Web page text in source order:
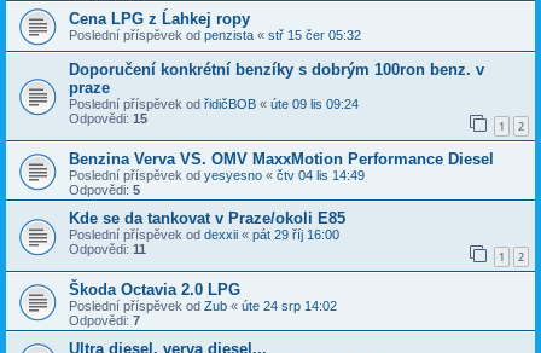
Cena LPG z Ĺahkej ropy
Poslední příspěvek od penzista « stř 15 čer 05:32
Doporučení konkrétní benzíky s dobrým 100ron benz. v
praze
Poslední příspěvek od řidičBOB « úte 09 lis 09:24
Odpovědi: 15 1 2
Benzina Verva VS. OMV MaxxMotion Performance Diesel
Poslední příspěvek od yesyesno « čtv 04 lis 14:49
Odpovědi: 5
Kde se da tankovat v Praze/okoli E85
Poslední příspěvek od dexxii « pát 29 říj 16:00
Odpovědi: 11 1 2
Škoda Octavia 2.0 LPG
Poslední příspěvek od Zub « úte 24 srp 14:02
Odpovědi: 7
Ultra diesel, verva diesel...